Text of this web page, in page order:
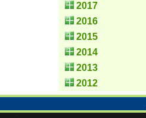
2017
2016
2015
2014
2013
2012